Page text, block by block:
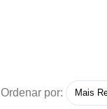
Ordenar por: